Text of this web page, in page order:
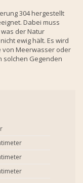
304 hergestellt
Dabei muss
der Natur
ewig hält. Es wird
von Meerwasser oder
solchen Gegenden